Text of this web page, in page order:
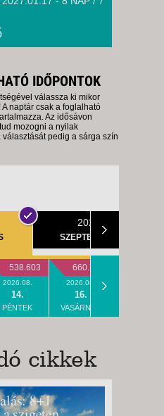
IDŐPONTOK
válassza ki mikor
naptár csak a foglalható
Az idősávon
mozogni a nyilak
pedig a sárga szín
2026
SZEPTEMBER
538.603
2026.08.
14.
PÉNTEK
660.703
2026.08.
16.
VASÁRNAP
cikkek
8+1